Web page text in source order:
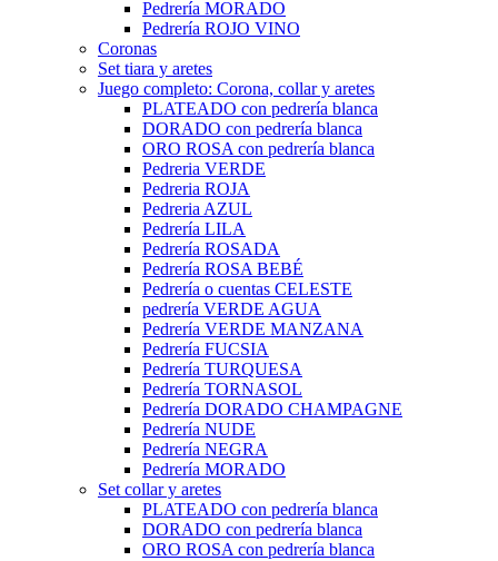
Pedrería MORADO
Pedrería ROJO VINO
Coronas
Set tiara y aretes
Juego completo: Corona, collar y aretes
PLATEADO con pedrería blanca
DORADO con pedrería blanca
ORO ROSA con pedrería blanca
Pedreria VERDE
Pedreria ROJA
Pedreria AZUL
Pedrería LILA
Pedrería ROSADA
Pedrería ROSA BEBÉ
Pedrería o cuentas CELESTE
pedrería VERDE AGUA
Pedrería VERDE MANZANA
Pedrería FUCSIA
Pedrería TURQUESA
Pedrería TORNASOL
Pedrería DORADO CHAMPAGNE
Pedrería NUDE
Pedrería NEGRA
Pedrería MORADO
Set collar y aretes
PLATEADO con pedrería blanca
DORADO con pedrería blanca
ORO ROSA con pedrería blanca